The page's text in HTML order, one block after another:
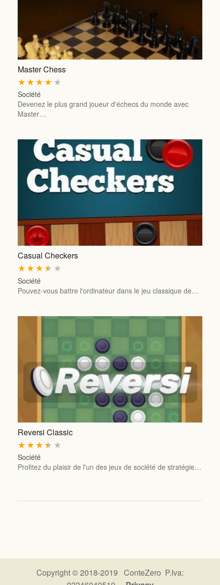
Master Chess
★
★
★
★
★
Société
Devenez le plus grand joueur d'échecs du monde avec
Master…
Casual Checkers
★
★
★
★
★
Société
Pouvez-vous battre l'ordinateur dans le jeu classique de…
Reversi Classic
★
★
★
★
★
Société
Profitez du plaisir de l'un des jeux de société de stratégie…
Copyright © 2018-2019 ConteZero P.Iva: